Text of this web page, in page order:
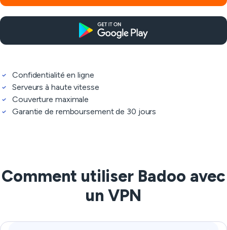
Confidentialité en ligne
Serveurs à haute vitesse
Couverture maximale
Garantie de remboursement de 30 jours
Comment utiliser Badoo avec
un VPN